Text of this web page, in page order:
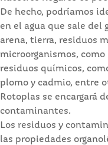
De hecho, podríamos
en el agua que sale del
arena, tierra, residuos
microorganismos,
residuos químicos,
plomo y cadmio, entre
Rotoplas se encargará
contaminantes.
Los residuos y
las propiedades